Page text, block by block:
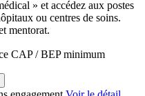
» et accédez aux postes
ou centres de soins.
mentorat.
CAP / BEP minimum